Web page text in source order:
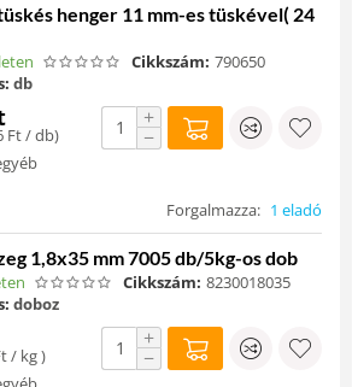
henger 11 mm-es tüskével( 24
Cikkszám: 790650
db
Ft/ db)
+
−
Forgalmazza: 1 eladó
1,8x35 mm 7005 db/5kg-os dob
Cikkszám: 8230018035
doboz
/ kg )
+
−